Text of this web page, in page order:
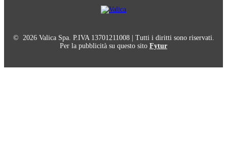
© 2026 Valica Spa. P.IVA 13701211008 | Tutti i diritti sono riservati.
Per la pubblicità su questo sito Fytur